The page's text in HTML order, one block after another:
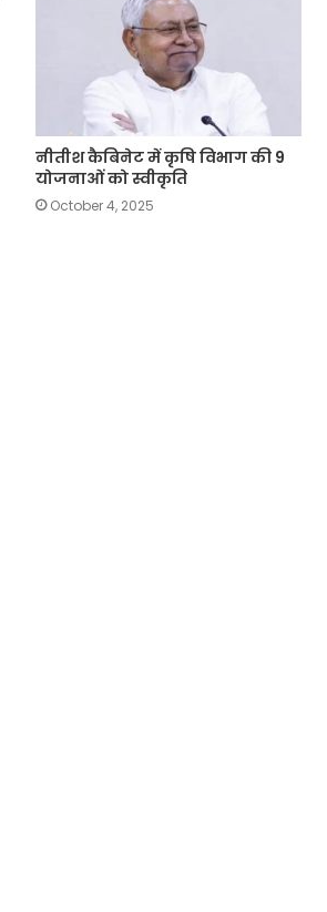
नीतीश कैबिनेट में कृषि विभाग की 9
योजनाओं को स्वीकृति
October 4, 2025